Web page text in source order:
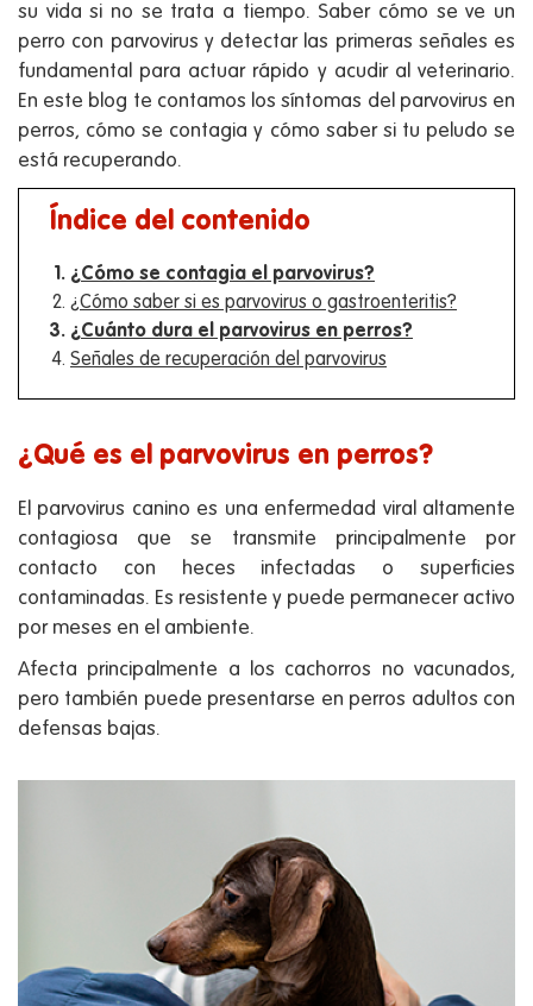
su vida si no se trata a tiempo. Saber cómo se ve un
perro con parvovirus y detectar las primeras señales es
fundamental para actuar rápido y acudir al veterinario.
En este blog te contamos los síntomas del parvovirus en
perros, cómo se contagia y cómo saber si tu peludo se
está recuperando.
Índice del contenido
¿Cómo se contagia el parvovirus?
¿Cómo saber si es parvovirus o gastroenteritis?
¿Cuánto dura el parvovirus en perros?
Señales de recuperación del parvovirus
¿Qué es el parvovirus en perros?
El parvovirus canino es una enfermedad viral altamente
contagiosa que se transmite principalmente por
contacto con heces infectadas o superficies
contaminadas. Es resistente y puede permanecer activo
por meses en el ambiente.
Afecta principalmente a los cachorros no vacunados,
pero también puede presentarse en perros adultos con
defensas bajas.